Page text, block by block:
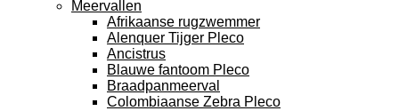
Meervallen
Afrikaanse rugzwemmer
Alenquer Tijger Pleco
Ancistrus
Blauwe fantoom Pleco
Braadpanmeerval
Colombiaanse Zebra Pleco